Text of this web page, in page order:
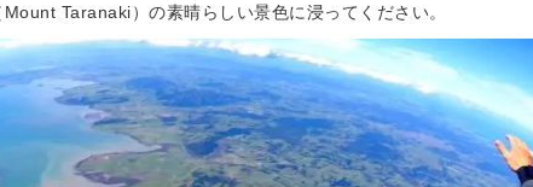
Taranaki）の素晴らしい景色に浸ってください。